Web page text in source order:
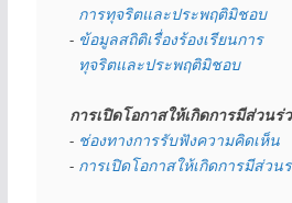
  การทุจริตและประพฤติมิชอบ
- ข้อมูลสถิติเรื่องร้องเรียนการ
  ทุจริตและประพฤติมิชอบ
การเปิดโอกาสให้เกิดการมีส่วนร่
- ช่องทางการรับฟังความคิดเห็น
- การเปิดโอกาสให้เกิดการมีส่วน